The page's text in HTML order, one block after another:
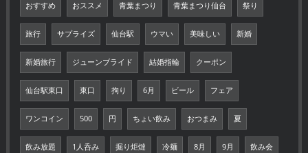
おすすめ おススメ 青葉まつり 青葉まつり仙台 祭り
旅行 サプライズ 仙台駅 ウマい 美味しい 新婚
新婚旅行 ジューンブライド 結婚指輪 クーポン
仙台駅東口 東口 拘り 6月 ビール フェア
ワンコイン 500 円 ちょい飲み おつまみ 夏
飲み放題 1人呑み 掘り炬燵 冷麺 8月 9月 飲み会